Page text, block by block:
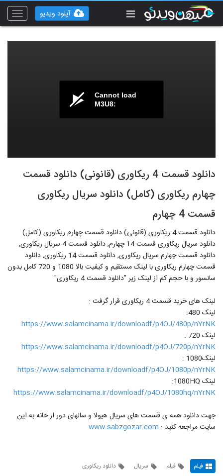
Toggle
آپلود ویدیو
Cannot load
M3U8:
دانلود قسمت 4 ریکاوری (قانونی) دانلود قسمت
چهارم ریکاوری (کامل) دانلود سریال ریکاوری
قسمت 4 چهارم
دانلود قسمت 4 ریکاوری (قانونی) دانلود قسمت چهارم ریکاوری (کامل)
دانلود سریال ریکاوری قسمت 14 چهارم, دانلود قسمت 4 سریال ریکاوری,
دانلود قسمت چهارم سریال ریکاوری, دانلود قسمت 14 ریکاوری, دانلود
قسمت چهارم ریکاوری با لینک مستقیم و کیفیت بالا 1080 و 720 کامل بدون
سانسور و با حجم کم از لینک زیر "دانلود قسمت 4 ریکاوری"
لینک های خرید قسمت 4 ریکاوری قرار گرفت :
لینک 480:
https://www.salamcinama.ir/downloadf/p4OJ/480p/nYrNK
لینک 720 :
https://www.salamcinama.ir/downloadf/p4OJ/720p/nYrNK
لینک1080 :
https://www.salamcinama.ir/downloadf/p4OJ/1080p/nYrNK
لینک 1080HQ:
https://www.salamcinama.ir/downloadf/p4OJ/1080hq/nYrNK
جهت دانلود همه ی قسمت های سریال هیولا و سالهای دور از خانه به این
سایت مراجعه کنید : www.sabzgozar.com
فیلم فیلم سریال
دانلود ریکاوری